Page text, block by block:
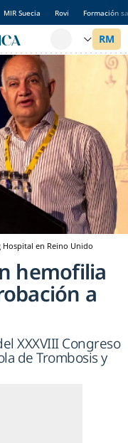
MIR Suecia Rovi Formación
Hospital en Reino Unido
hemofilia
a
XXXVIII Congreso
de Trombosis y